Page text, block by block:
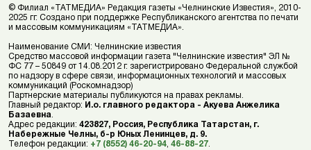
© Филиал «ТАТМЕДИА» Редакция газеты «Челнинские Известия», 2010-
2025 гг. Создано при поддержке Республиканского агентства по печати
и массовым коммуникациям «ТАТМЕДИА».
Наименование СМИ: Челнинские известия
Средство массовой информации газета "Челнинские известия" ЭЛ №
ФС 77 – 50849 от 14.08.2012 г. зарегистрировано Федеральной службой
по надзору в сфере связи, информационных технологий и массовых
коммуникаций (Роскомнадзор)
Партнерские материалы публикуются на правах рекламы.
Главный редактор: И.о. главного редактора - Акуева Анжелика
Базаевна
Адрес редакции: 423827, Россия, Республика Татарстан, г.
Набережные Челны, б-р Юных Ленинцев, д. 9.
Телефон редакции: +7 (8552) 46-20-94 46-88-27